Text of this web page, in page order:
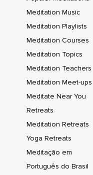
Meditation Music
Meditation Playlists
Meditation Courses
Meditation Topics
Meditation Teachers
Meditation Meet-ups
Meditate Near You
Retreats
Meditation Retreats
Yoga Retreats
Meditação em
Português do Brasil